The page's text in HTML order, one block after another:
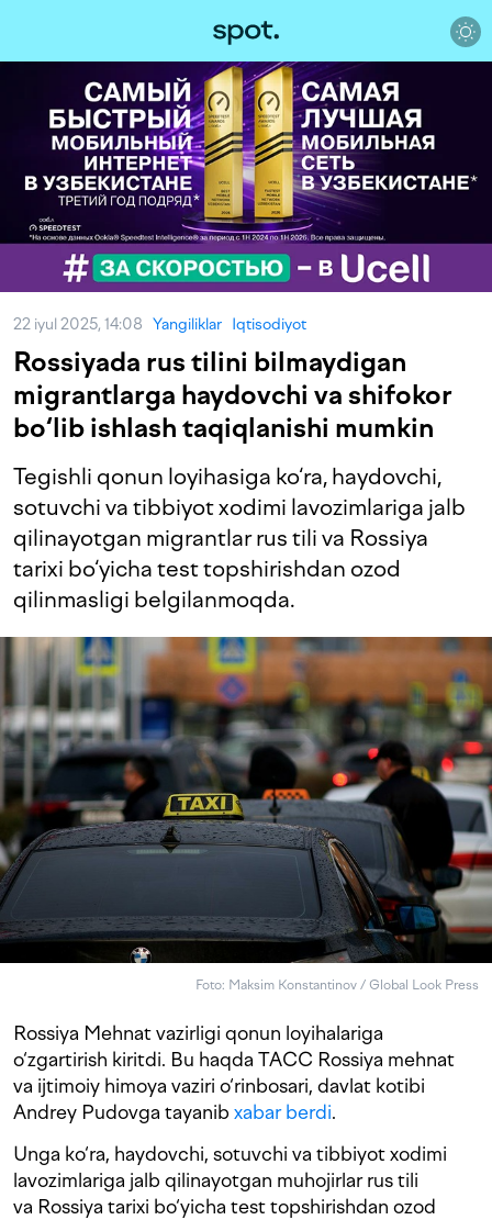
22 iyul 2025, 14:08 Yangiliklar Iqtisodiyot
Rossiyada rus tilini bilmaydigan
migrantlarga haydovchi va shifokor
bo‘lib ishlash taqiqlanishi mumkin
Tegishli qonun loyihasiga ko‘ra, haydovchi,
sotuvchi va tibbiyot xodimi lavozimlariga jalb
qilinayotgan migrantlar rus tili va Rossiya
tarixi bo‘yicha test topshirishdan ozod
qilinmasligi belgilanmoqda.
Foto: Maksim Konstantinov / Global Look Press
Rossiya Mehnat vazirligi qonun loyihalariga
o‘zgartirish kiritdi. Bu haqda TACC Rossiya mehnat
va ijtimoiy himoya vaziri o‘rinbosari, davlat kotibi
Andrey Pudovga tayanib xabar berdi.
Unga ko‘ra, haydovchi, sotuvchi va tibbiyot xodimi
lavozimlariga jalb qilinayotgan muhojirlar rus tili
va Rossiya tarixi bo‘yicha test topshirishdan ozod